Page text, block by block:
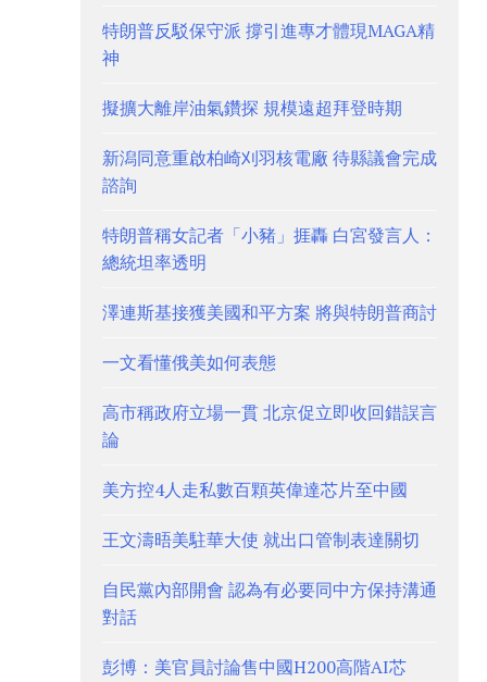
特朗普反駁保守派 撐引進專才體現MAGA精
神
擬擴大離岸油氣鑽探 規模遠超拜登時期
新潟同意重啟柏崎刈羽核電廠 待縣議會完成
諮詢
特朗普稱女記者「小豬」捱轟 白宮發言人：
總統坦率透明
澤連斯基接獲美國和平方案 將與特朗普商討
一文看懂俄美如何表態
高市稱政府立場一貫 北京促立即收回錯誤言
論
美方控4人走私數百顆英偉達芯片至中國
王文濤晤美駐華大使 就出口管制表達關切
自民黨內部開會 認為有必要同中方保持溝通
對話
彭博：美官員討論售中國H200高階AI芯